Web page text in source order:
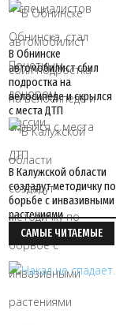
В Обнинске
автомобилист сбил
подростка на
велосипеде и скрылся
с места ДТП
В Калужской области
создадут методичку по
борьбе с инвазивными
растениями
САМЫЕ ЧИТАЕМЫЕ